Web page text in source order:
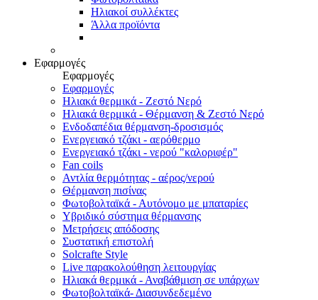
Ηλιακοί συλλέκτες
Άλλα προϊόντα
Εφαρμογές
Εφαρμογές
Εφαρμογές
Ηλιακά θερμικά - Ζεστό Νερό
Ηλιακά θερμικά - Θέρμανση & Ζεστό Νερό
Ενδοδαπέδια θέρμανση-δροσισμός
Ενεργειακό τζάκι - αερόθερμο
Ενεργειακό τζάκι - νερού "καλοριφέρ"
Fan coils
Αντλία θερμότητας - αέρος/νερού
Θέρμανση πισίνας
Φωτοβολταϊκά - Αυτόνομο με μπαταρίες
Υβριδικό σύστημα θέρμανσης
Μετρήσεις απόδοσης
Συστατική επιστολή
Solcrafte Style
Live παρακολούθηση λειτουργίας
Ηλιακά θερμικά - Αναβάθμιση σε υπάρχων
Φωτοβολταϊκά- Διασυνδεδεμένο